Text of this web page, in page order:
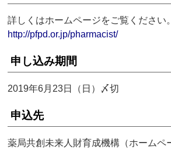
詳しくはホームページをご覧ください。
http://pfpd.or.jp/pharmacist/
申し込み期間
2019年6月23日（日）〆切
申込先
薬局共創未来人財育成機構（ホームペ